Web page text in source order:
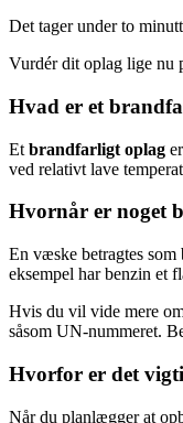
Det tager under to
Vurdér dit oplag lige nu
Hvad er et
Et brandfarligt oplag
ved relativt lave
Hvornår er noget
En væske betragtes
eksempel har benzin et
Hvis du vil vide mere
såsom UN-nummeret.
Hvorfor er det
Når du planlægger at